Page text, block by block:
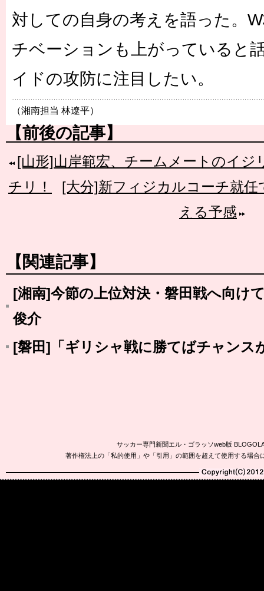
対しての自身の考えを語った。
チベーションも上がっていると
イドの攻防に注目したい。
（湘南担当 林遼平）
【前後の記事】
[山形]山岸範宏、チームメートのイジ
チリ！
[大分]新フィジカルコーチ就
える予感
【関連記事】
[湘南]今節の上位対決・磐田戦へ向け
俊介
[磐田]「ギリシャ戦に勝てばチャンス
サッカー専門新聞エル・ゴラッソweb版
著作権法上の「私的使用」や「引用」の範囲を超えて使用する場
Copyright(C)2010-